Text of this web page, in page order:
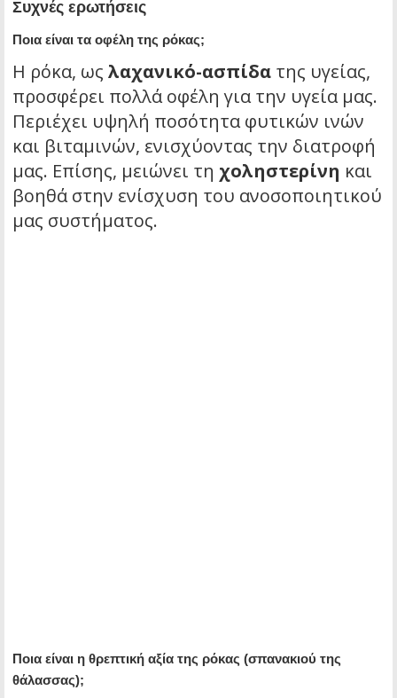
Συχνές ερωτήσεις
Ποια είναι τα οφέλη της ρόκας;
Η ρόκα, ως λαχανικό-ασπίδα της υγείας,
προσφέρει πολλά οφέλη για την υγεία μας.
Περιέχει υψηλή ποσότητα φυτικών ινών
και βιταμινών, ενισχύοντας την διατροφή
μας. Επίσης, μειώνει τη χοληστερίνη και
βοηθά στην ενίσχυση του ανοσοποιητικού
μας συστήματος.
Ποια είναι η θρεπτική αξία της ρόκας (σπανακιού της
θάλασσας);